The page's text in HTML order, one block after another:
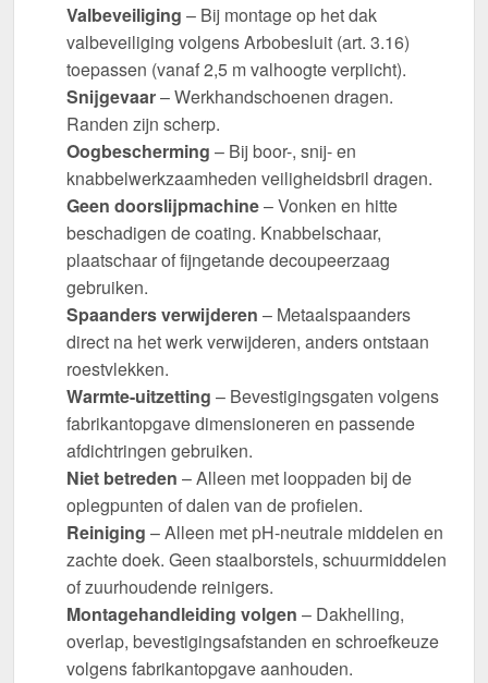
Valbeveiliging – Bij montage op het dak
valbeveiliging volgens Arbobesluit (art. 3.16)
toepassen (vanaf 2,5 m valhoogte verplicht).
Snijgevaar– Werkhandschoenen dragen.
Randen zijn scherp.
Oogbescherming – Bij boor-, snij- en
knabbelwerkzaamheden veiligheidsbril dragen.
Geen doorslijpmachine– Vonken en hitte
beschadigen de coating. Knabbelschaar,
plaatschaar of fijngetande decoupeerzaag
gebruiken.
Spaanders verwijderen – Metaalspaanders
direct na het werk verwijderen, anders ontstaan
roestvlekken.
Warmte-uitzetting – Bevestigingsgaten volgens
fabrikantopgave dimensioneren en passende
afdichtringen gebruiken.
Niet betreden – Alleen met looppaden bij de
oplegpunten of dalen van de profielen.
Reiniging – Alleen met pH-neutrale middelen en
zachte doek. Geen staalborstels, schuurmiddelen
of zuurhoudende reinigers.
Montagehandleiding volgen – Dakhelling,
overlap, bevestigingsafstanden en schroefkeuze
volgens fabrikantopgave aanhouden.